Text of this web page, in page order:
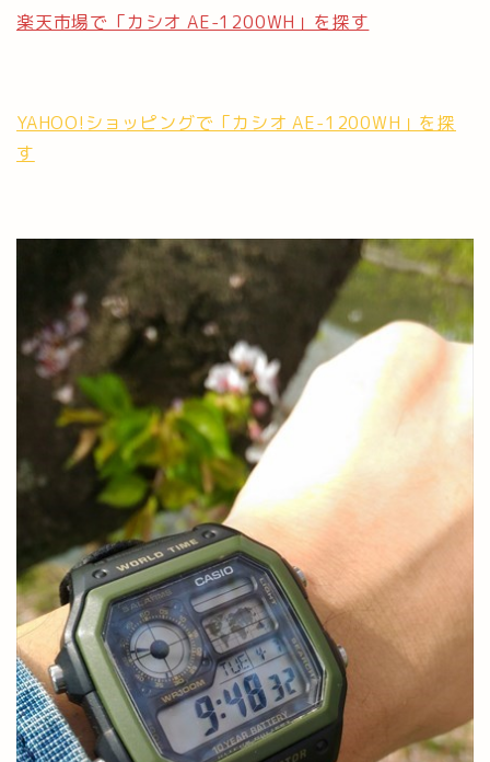
楽天市場で「カシオ AE-1200WH」を探す
YAHOO!ショッピングで「カシオ AE-1200WH」を探
す